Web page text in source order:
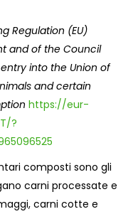
Regulation (EU)
and of the Council
into the Union of
and certain
https://eur-
?
composti sono gli
carni processate e
carni cotte e